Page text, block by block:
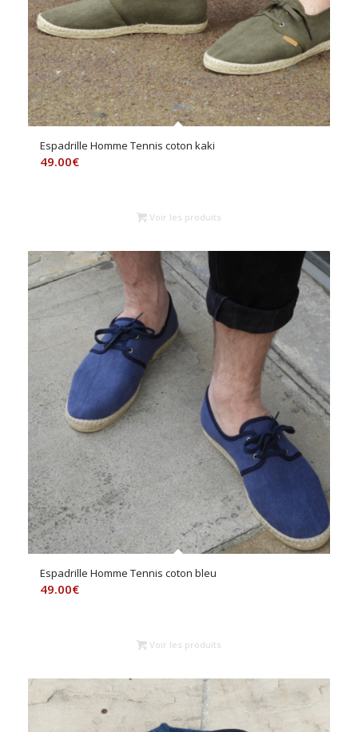
Espadrille Homme Tennis coton kaki
49.00€
Voir les produits
Espadrille Homme Tennis coton bleu
49.00€
Voir les produits